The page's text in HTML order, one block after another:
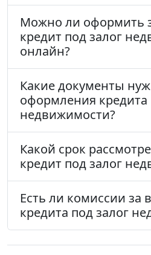
Можно ли оформить
кредит под залог
онлайн?
Какие документы
оформления кредита
недвижимости?
Какой срок
кредит под залог
Есть ли комиссии за
кредита под залог